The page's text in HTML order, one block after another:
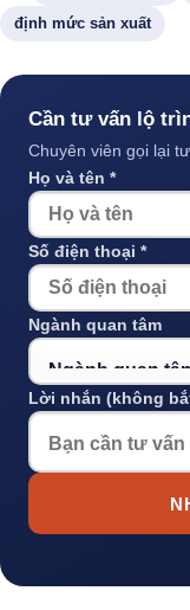
định mức sản xuất
Cần tư vấn lộ
Chuyên viên gọi lại
Họ và tên *
Số điện thoại *
Ngành quan tâm
Lời nhắn (không